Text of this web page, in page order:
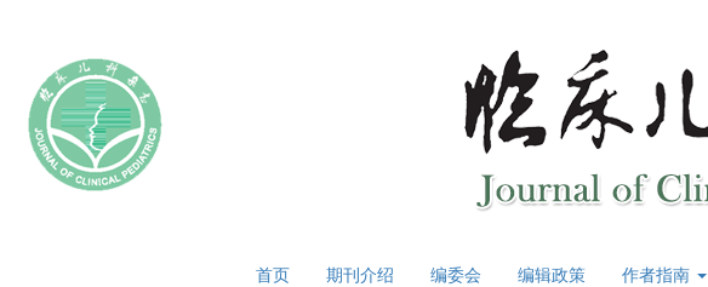
首页 期刊介绍 编委会 编辑政策 作者指南